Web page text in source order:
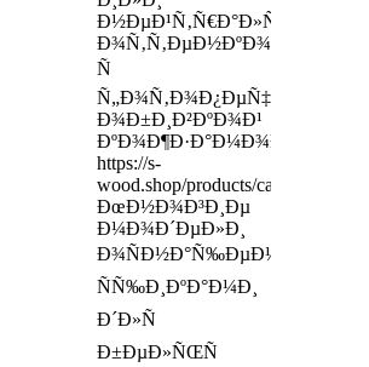
Ð½ÐµÐ¹Ñ‚Ñ€Ð°Ð»ÑŒÐ½Ñ‹Ñ…
Ð¾Ñ‚Ñ‚ÐµÐ½ÐºÐ¾Ð²,
Ñ
Ñ„Ð¾Ñ‚Ð¾Ð¿ÐµÑ‡Ð°Ñ‚ÑŒÑŽ,
Ð¾Ð±Ð¸Ð²ÐºÐ¾Ð¹
ÐºÐ¾Ð¶Ð·Ð°Ð¼Ð¾Ð¼
https://s-
wood.shop/products/category/stul
ÐœÐ½Ð¾Ð³Ð¸Ðµ
Ð¼Ð¾Ð´ÐµÐ»Ð¸
Ð¾ÑÐ½Ð°Ñ‰ÐµÐ½Ñ‹
ÑÑ‰Ð¸ÐºÐ°Ð¼Ð¸
Ð´Ð»Ñ
Ð±ÐµÐ»ÑŒÑ